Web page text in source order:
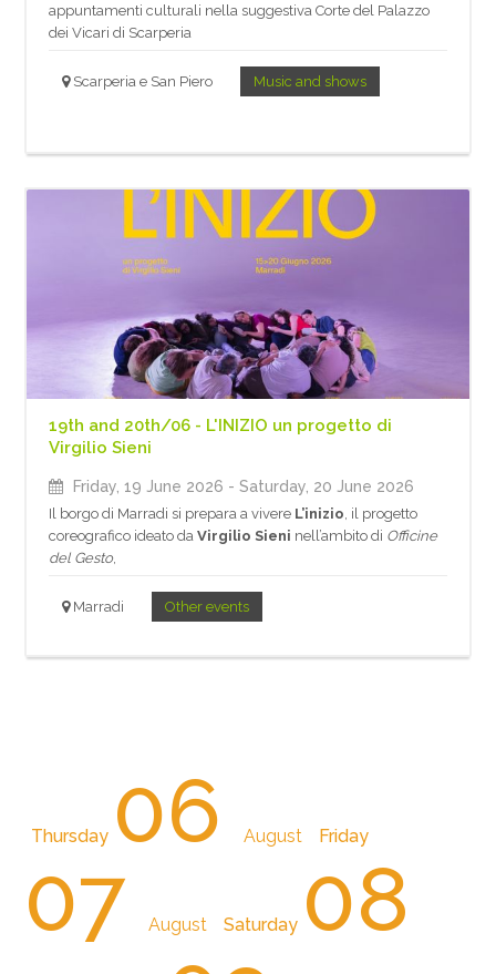
appuntamenti culturali nella suggestiva Corte del Palazzo
dei Vicari di Scarperia
Scarperia e San Piero Music and shows
19th and 20th/06 - L'INIZIO un progetto di
Virgilio Sieni
Friday, 19 June 2026 - Saturday, 20 June 2026
Il borgo di Marradi si prepara a vivere L’inizio , il progetto
coreografico ideato daVirgilio Sieni nell’ambito di Officine
del Gesto,
Marradi Other events
Thursday 06August Friday
07August Saturday 08